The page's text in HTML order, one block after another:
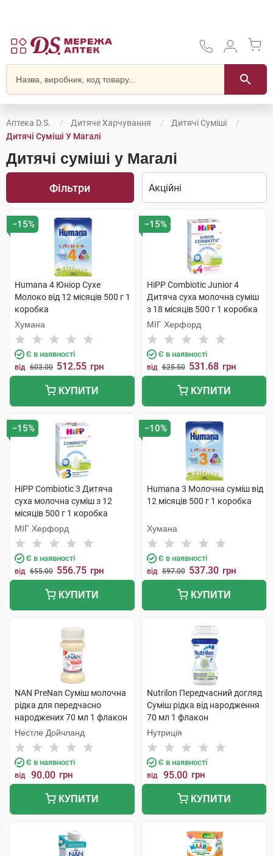
Аптека D.S. Дитяче Харчування
Дитячі Суміші
Дитячі Суміші У Магалі
Дитячі суміші у Магалі
Фільтри
−15%
Humana 4 Юніор Сухе
Молоко від 12 місяців 500 г 1
коробка
Хумана
Є в наявності
від 603.00 512.55 грн
КУПИТИ
−15%
HiPP Combiotic Junior 4
Дитяча суха молочна суміш
з 18 місяців 500 г 1 коробка
МІГ Херфорд
Є в наявності
від 625.50 531.68 грн
КУПИТИ
−15%
HiPP Combiotic 3 Дитяча
суха молочна суміш з 12
місяців 500 г 1 коробка
МІГ Херфорд
Є в наявності
від 655.00 556.75 грн
КУПИТИ
−10%
Humana 3 Молочна суміш від
12 місяців 500 г 1 коробка
Хумана
Є в наявності
від 597.00 537.30 грн
КУПИТИ
NAN PreNan Суміш молочна
рідка для передчасно
народжених 70 мл 1 флакон
Нестле Дойчланд
Є в наявності
від 90.00 грн
КУПИТИ
Nutrilon Передчасний догляд
Суміш рідка від народження
70 мл 1 флакон
Нутриція
Є в наявності
від 95.00 грн
КУПИТИ